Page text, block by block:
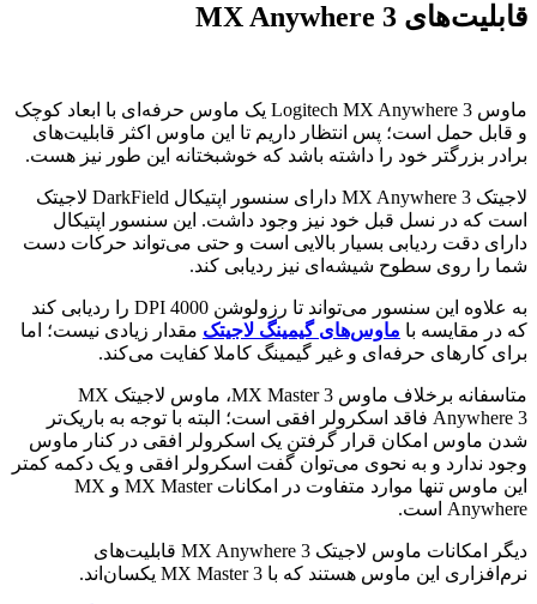
قابلیت‌های MX Anywhere 3
ماوس Logitech MX Anywhere 3 یک ماوس حرفه‌ای با ابعاد کوچک
و قابل حمل است؛ پس انتظار داریم تا این ماوس اکثر قابلیت‌های
برادر بزرگتر خود را داشته باشد که خوشبختانه این طور نیز هست.
لاجیتک MX Anywhere 3 دارای سنسور اپتیکال DarkField لاجیتک
است که در نسل قبل خود نیز وجود داشت. این سنسور اپتیکال
دارای دقت ردیابی بسیار بالایی است و حتی می‌تواند حرکات دست
شما را روی سطوح شیشه‌ای نیز ردیابی کند.
به علاوه این سنسور می‌تواند تا رزولوشن 4000 DPI را ردیابی کند
که در مقایسه با ماوس‌های گیمینگ لاجیتک مقدار زیادی نیست؛ اما
برای کارهای حرفه‌ای و غیر گیمینگ کاملا کفایت می‌کند.
متاسفانه برخلاف ماوس MX Master 3، ماوس لاجیتک MX
Anywhere 3 فاقد اسکرولر افقی است؛ البته با توجه به باریک‌تر
شدن ماوس امکان قرار گرفتن یک اسکرولر افقی در کنار ماوس
وجود ندارد و به نحوی می‌توان گفت اسکرولر افقی و یک دکمه کمتر
این ماوس تنها موارد متفاوت در امکانات MX Master و MX
Anywhere است.
دیگر امکانات ماوس لاجیتک MX Anywhere 3 قابلیت‌های
نرم‌افزاری این ماوس هستند که با MX Master 3 یکسان‌اند.